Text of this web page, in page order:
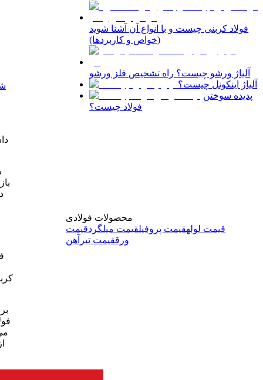
فولاد کربنی چیست و با انواع آن آشنا شوید
(خواص و کاربردها)
آلیاژ ورشو چیست؟ راه تشخیص فلز ورشو
آلیاژ اینکونل چیست؟
پدیده سوختن
فولاد چیست؟
محصولات فولادی
قیمت لولهقیمت پروفیلقیمت میلگردقیمت
ورققیمت تیرآهن